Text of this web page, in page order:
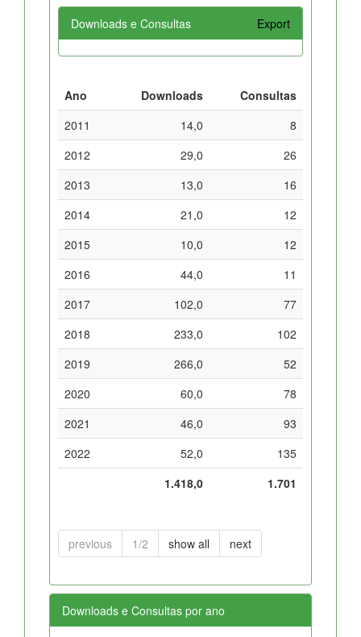
Downloads e Consultas Export
Ano Downloads
Consultas
2011
14,0
8
2012
29,0
26
2013
13,0
16
2014
21,0
12
2015
10,0
12
2016
44,0
11
2017
102,0
77
2018
233,0
102
2019
266,0
52
2020
60,0
78
2021
46,0
93
2022
52,0
135
1.418,0
1.701
previous 1/2 show all next
Downloads e Consultas por ano